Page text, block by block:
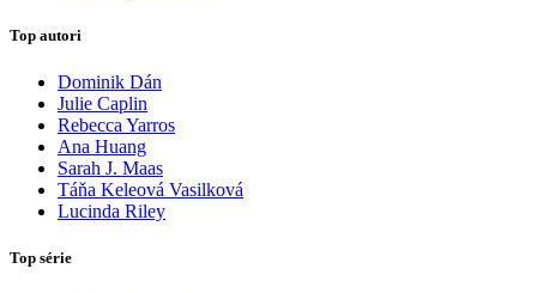
Top autori
Dominik Dán
Julie Caplin
Rebecca Yarros
Ana Huang
Sarah J. Maas
Táňa Keleová Vasilková
Lucinda Riley
Top série